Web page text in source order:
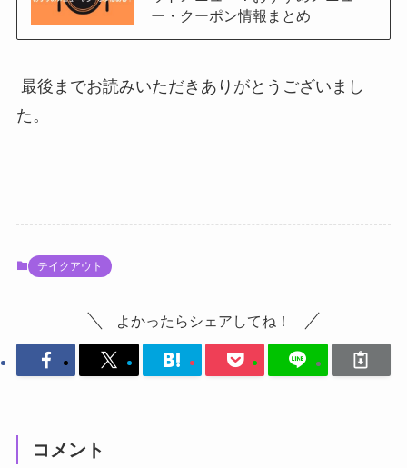
ー・クーポン情報まとめ
最後までお読みいただきありがとうございまし
た。
テイクアウト
よかったらシェアしてね！
コメント